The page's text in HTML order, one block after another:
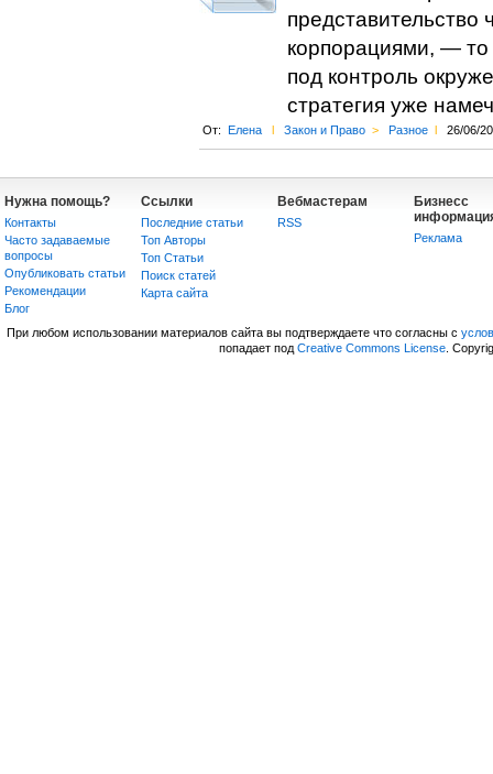
представительство
корпорациями, — то
под контроль
стратегия уже
От: Елена l Закон и Право > Разное l 26/06/
Нужна помощь?
Контакты
Часто задаваемые
вопросы
Опубликовать статьи
Рекомендации
Блог
Ссылки
Последние статьи
Топ Авторы
Топ Статьи
Поиск статей
Карта сайта
Вебмастерам
RSS
Бизнесс
Реклама
При любом использовании материалов сайта вы подтверждаете что согласны с
попадает под Creative Commons License.